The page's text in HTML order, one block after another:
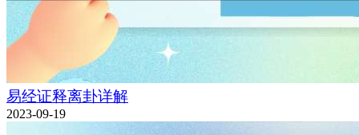
易经证释离卦详解
2023-09-19